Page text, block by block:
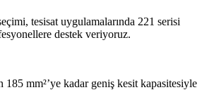
tesisat uygulamalarında 221 serisi
destek veriyoruz.
mm²’ye kadar geniş kesit kapasitesiyle